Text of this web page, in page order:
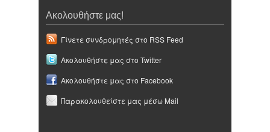
Ακολουθήστε μας!
Γίνετε συνδρομητές στο RSS Feed
Ακολουθήστε μας στο Twitter
Ακολουθήστε μας στο Facebook
Παρακολουθείστε μας μέσω Mail